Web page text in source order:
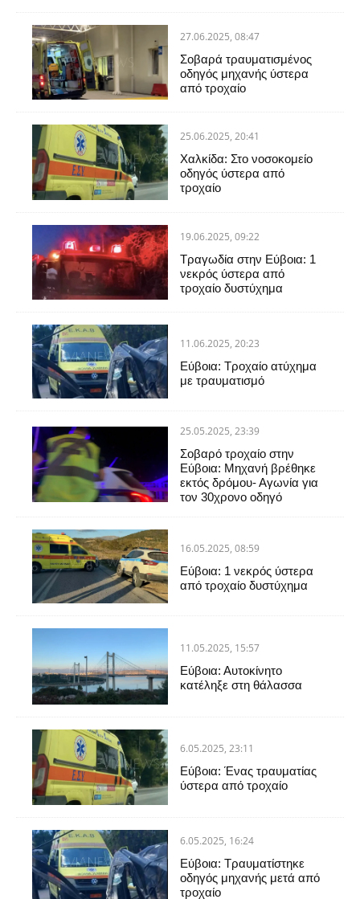
27.06.2025, 08:47
Σοβαρά τραυματισμένος
οδηγός μηχανής ύστερα
από τροχαίο
25.06.2025, 20:41
Χαλκίδα: Στο νοσοκομείο
οδηγός ύστερα από
τροχαίο
19.06.2025, 09:22
Τραγωδία στην Εύβοια: 1
νεκρός ύστερα από
τροχαίο δυστύχημα
11.06.2025, 20:23
Εύβοια: Τροχαίο ατύχημα
με τραυματισμό
25.05.2025, 23:39
Σοβαρό τροχαίο στην
Εύβοια: Μηχανή βρέθηκε
εκτός δρόμου- Αγωνία για
τον 30χρονο οδηγό
16.05.2025, 08:59
Εύβοια: 1 νεκρός ύστερα
από τροχαίο δυστύχημα
11.05.2025, 15:57
Εύβοια: Αυτοκίνητο
κατέληξε στη θάλασσα
6.05.2025, 23:11
Εύβοια: Ένας τραυματίας
ύστερα από τροχαίο
6.05.2025, 16:24
Εύβοια: Τραυματίστηκε
οδηγός μηχανής μετά από
τροχαίο